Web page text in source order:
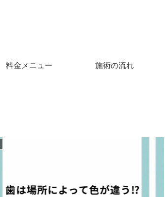
料金メニュー 施術の流れ